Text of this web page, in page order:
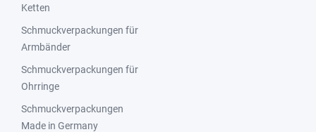
Ketten
Schmuckverpackungen für
Armbänder
Schmuckverpackungen für
Ohrringe
Schmuckverpackungen
Made in Germany